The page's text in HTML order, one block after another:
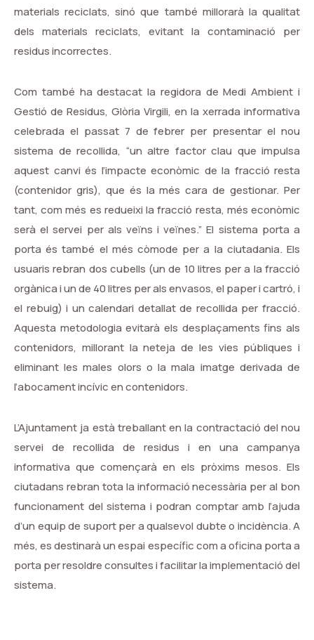
materials reciclats, sinó que també millorarà la qualitat
dels materials reciclats, evitant la contaminació per
residus incorrectes.
Com també ha destacat la regidora de Medi Ambient i
Gestió de Residus, Glòria Virgili, en la xerrada informativa
celebrada el passat 7 de febrer per presentar el nou
sistema de recollida, “un altre factor clau que impulsa
aquest canvi és l’impacte econòmic de la fracció resta
(contenidor gris), que és la més cara de gestionar. Per
tant, com més es redueixi la fracció resta, més econòmic
serà el servei per als veïns i veïnes.” El sistema porta a
porta és també el més còmode per a la ciutadania. Els
usuaris rebran dos cubells (un de 10 litres per a la fracció
orgànica i un de 40 litres per als envasos, el paper i cartró, i
el rebuig) i un calendari detallat de recollida per fracció.
Aquesta metodologia evitarà els desplaçaments fins als
contenidors, millorant la neteja de les vies públiques i
eliminant les males olors o la mala imatge derivada de
l’abocament incívic en contenidors.
L’Ajuntament ja està treballant en la contractació del nou
servei de recollida de residus i en una campanya
informativa que començarà en els pròxims mesos. Els
ciutadans rebran tota la informació necessària per al bon
funcionament del sistema i podran comptar amb l’ajuda
d’un equip de suport per a qualsevol dubte o incidència. A
més, es destinarà un espai específic com a oficina porta a
porta per resoldre consultes i facilitar la implementació del
sistema.